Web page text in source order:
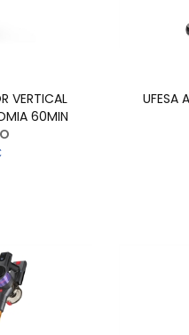
VERTICAL
60MIN
UFESA